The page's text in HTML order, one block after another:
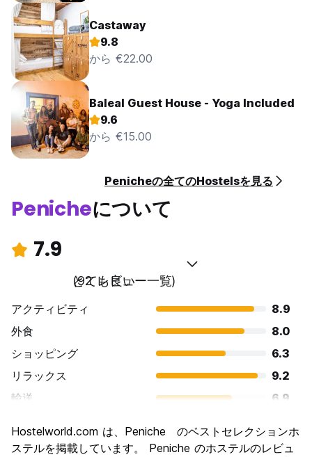
Castaway
9.8
から €22.00
Baleal Guest House - Yoga Included
9.6
から €15.00
Penicheの全てのHostelsを見る
Penicheについて
7.9
とても良い
(92 レビュー一覧)
アクティビティ
8.9
外食
8.0
ショッピング
6.3
リラックス
9.2
輸送
6.9
文化
7.5
Hostelworld.com は、Peniche のベストセレクションホ
ステルを掲載しています。 Peniche のホステルのレビュ